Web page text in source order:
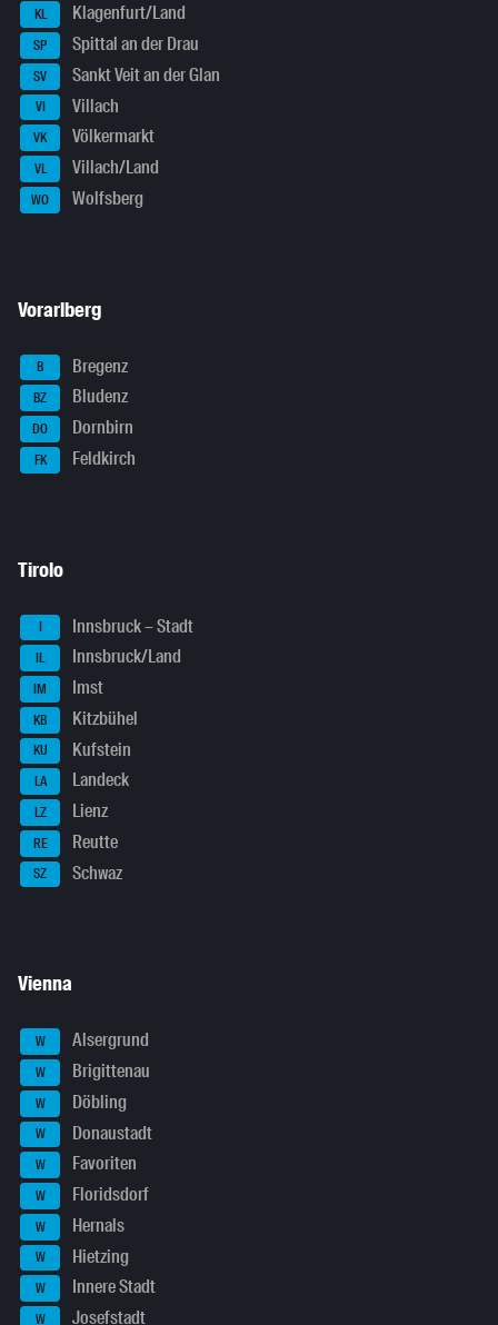
KL Klagenfurt/Land
SP Spittal an der Drau
SV Sankt Veit an der Glan
VI Villach
VK Völkermarkt
VL Villach/Land
WO Wolfsberg
Vorarlberg
B Bregenz
BZ Bludenz
DO Dornbirn
FK Feldkirch
Tirolo
I Innsbruck – Stadt
IL Innsbruck/Land
IM Imst
KB Kitzbühel
KU Kufstein
LA Landeck
LZ Lienz
RE Reutte
SZ Schwaz
Vienna
W Alsergrund
W Brigittenau
W Döbling
W Donaustadt
W Favoriten
W Floridsdorf
W Hernals
W Hietzing
W Innere Stadt
W Josefstadt